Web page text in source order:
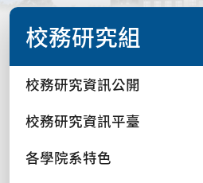
校務研究組
校務研究資訊公開
校務研究資訊平臺
各學院系特色